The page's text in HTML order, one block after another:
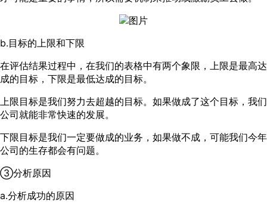
b.目标的上限和下限
在评估结果过程中，在我们的表格中有两个象限，上限是最高达
成的目标，下限是最低达成的目标。
上限目标是我们努力去超越的目标。如果做成了这个目标，我们
公司就能非常快速的发展。
下限目标是我们一定要做成的业务，如果做不成，可能我们今年
公司的生存都会有问题。
③分析原因
a.分析成功的原因